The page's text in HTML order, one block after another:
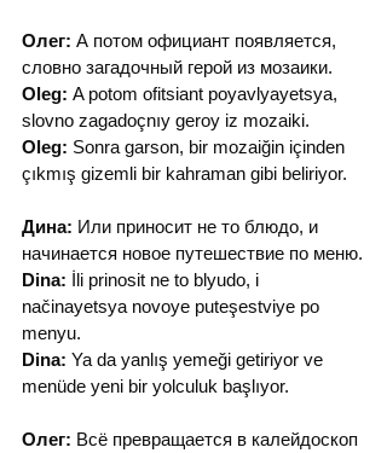
Олег: А потом официант появляется,
словно загадочный герой из мозаики.
Oleg: A potom ofitsiant poyavlyayetsya,
slovno zagadoçnıy geroy iz mozaiki.
Oleg: Sonra garson, bir mozaiğin içinden
çıkmış gizemli bir kahraman gibi beliriyor.
Дина: Или приносит не то блюдо, и
начинается новое путешествие по меню.
Dina: İli prinosit ne to blyudo, i
načinayetsya novoye puteşestviye po
menyu.
Dina: Ya da yanlış yemeği getiriyor ve
menüde yeni bir yolculuk başlıyor.
Олег: Всё превращается в калейдоскоп